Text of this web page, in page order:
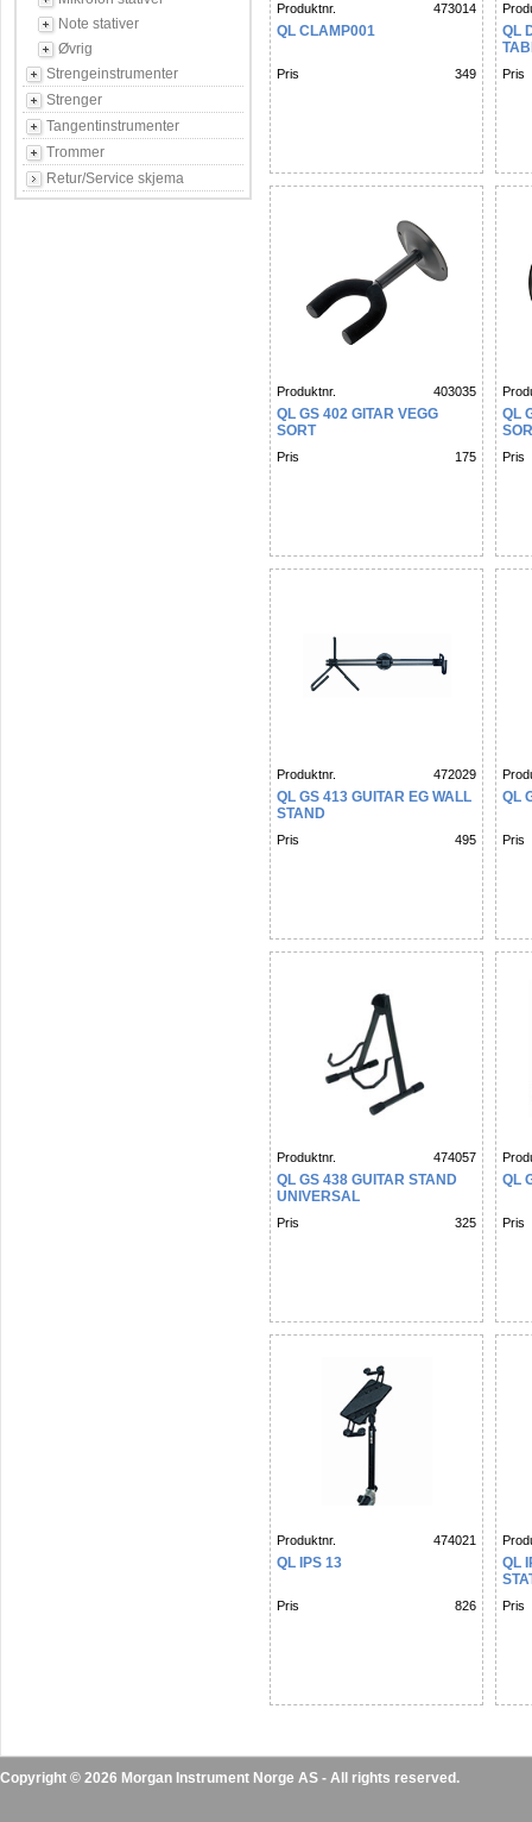
Note stativer
Øvrig
Strengeinstrumenter
Strenger
Tangentinstrumenter
Trommer
Retur/Service skjema
Produktnr. 473014
QL CLAMP001
Pris 349
QL
Pris
Produktnr. 403035
QL GS 402 GITAR VEGG
SORT
Pris 175
QL
Pris
Produktnr. 472029
QL GS 413 GUITAR EG WALL
STAND
Pris 495
QL
Pris
Produktnr. 474057
QL GS 438 GUITAR STAND
UNIVERSAL
Pris 325
QL
Pris
Produktnr. 474021
QL IPS 13
Pris 826
QL
Pris
Copyright © 2026 Morgan Instrument Norge AS - All rights reserved.